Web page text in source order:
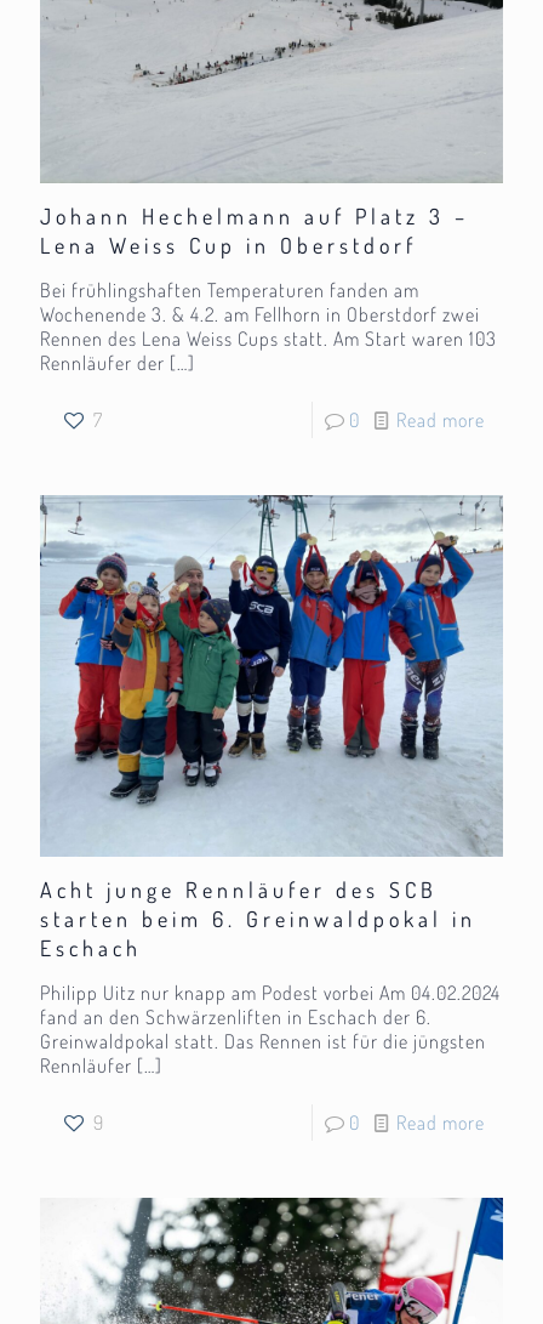
Johann Hechelmann auf Platz 3 –
Lena Weiss Cup in Oberstdorf
Bei frühlingshaften Temperaturen fanden am
Wochenende 3. & 4.2. am Fellhorn in Oberstdorf zwei
Rennen des Lena Weiss Cups statt. Am Start waren 103
Rennläufer der […]
7 0 Read more
Acht junge Rennläufer des SCB
starten beim 6. Greinwaldpokal in
Eschach
Philipp Uitz nur knapp am Podest vorbei Am 04.02.2024
fand an den Schwärzenliften in Eschach der 6.
Greinwaldpokal statt. Das Rennen ist für die jüngsten
Rennläufer […]
9 0 Read more